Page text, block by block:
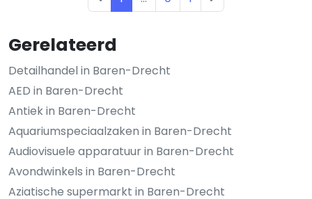
Gerelateerd
Detailhandel in Baren-Drecht
AED in Baren-Drecht
Antiek in Baren-Drecht
Aquariumspeciaalzaken in Baren-Drecht
Audiovisuele apparatuur in Baren-Drecht
Avondwinkels in Baren-Drecht
Aziatische supermarkt in Baren-Drecht